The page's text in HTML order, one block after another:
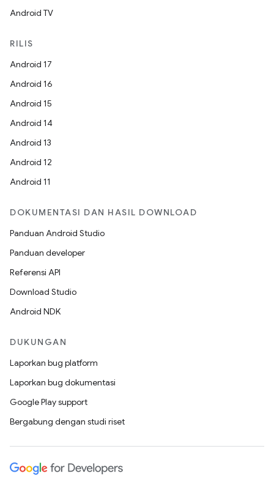
Android TV
RILIS
Android 17
Android 16
Android 15
Android 14
Android 13
Android 12
Android 11
DOKUMENTASI DAN HASIL DOWNLOAD
Panduan Android Studio
Panduan developer
Referensi API
Download Studio
Android NDK
DUKUNGAN
Laporkan bug platform
Laporkan bug dokumentasi
Google Play support
Bergabung dengan studi riset